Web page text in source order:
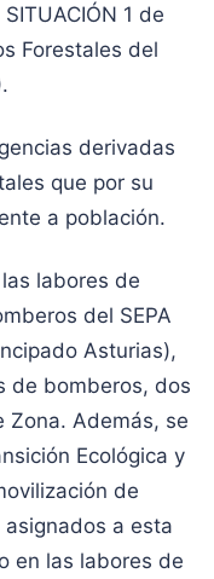
1 de
Forestales del
derivadas
que por su
a población.
labores de
del SEPA
Asturias),
de bomberos, dos
Zona. Además, se
Ecológica y
de
a esta
en las labores de